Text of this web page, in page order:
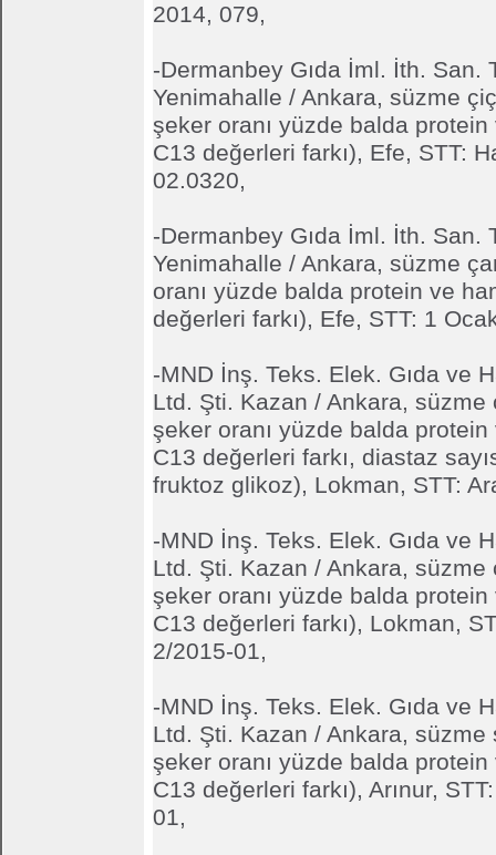
2014, 079,
-Dermanbey Gıda İml. İth. San.
Yenimahalle / Ankara, süzme
şeker oranı yüzde balda
C13 değerleri farkı), Efe, STT:
02.0320,
-Dermanbey Gıda İml. İth. San.
Yenimahalle / Ankara, süzme
oranı yüzde balda protein ve
değerleri farkı), Efe, STT: 1
-MND İnş. Teks. Elek. Gıda ve
Ltd. Şti. Kazan / Ankara, süzme
şeker oranı yüzde balda
C13 değerleri farkı, diastaz
fruktoz glikoz), Lokman, STT:
-MND İnş. Teks. Elek. Gıda ve
Ltd. Şti. Kazan / Ankara, süzme
şeker oranı yüzde balda
C13 değerleri farkı), Lokman,
2/2015-01,
-MND İnş. Teks. Elek. Gıda ve
Ltd. Şti. Kazan / Ankara, süzme
şeker oranı yüzde balda
C13 değerleri farkı), Arınur,
01,